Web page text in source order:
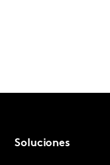
Soluciones